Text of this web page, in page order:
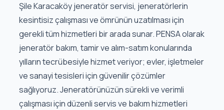
Şile Karacaköy jeneratör servisi, jeneratörlerin
kesintisiz çalışması ve ömrünün uzatılması için
gerekli tüm hizmetleri bir arada sunar. PENSA olarak
jeneratör bakım, tamir ve alım-satım konularında
yılların tecrübesiyle hizmet veriyor; evler, işletmeler
ve sanayi tesisleri için güvenilir çözümler
sağlıyoruz. Jeneratörünüzün sürekli ve verimli
çalışması için düzenli servis ve bakım hizmetleri